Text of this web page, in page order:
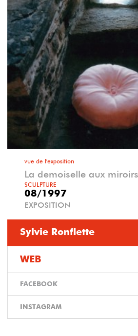
vue de l'exposition
La demoiselle aux miroirs
SCULPTURE
08/1997
EXPOSITION
Sylvie Ronflette
WEB
FACEBOOK
INSTAGRAM